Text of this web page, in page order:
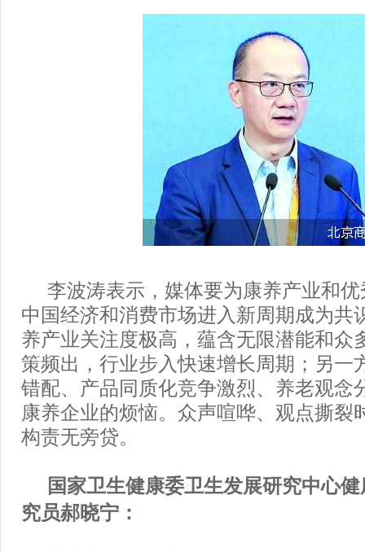
李波涛表示，媒体要为康养产业和
中国经济和消费市场进入新周期成为共
养产业关注度极高，蕴含无限潜能和众
策频出，行业步入快速增长周期；另一
错配、产品同质化竞争激烈、养老观念
康养企业的烦恼。众声喧哗、观点撕裂
构责无旁贷。
国家卫生健康委卫生发展研究中心
究员郝晓宁：